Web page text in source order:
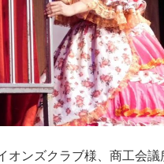
オンズクラブ様、商工会